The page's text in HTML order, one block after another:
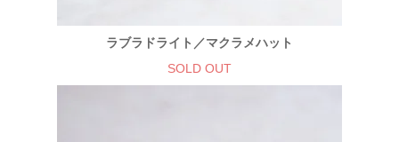
ラブラドライト／マクラメハット
SOLD OUT